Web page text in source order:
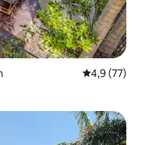
Évaluation
4,9 (77)
appréciés